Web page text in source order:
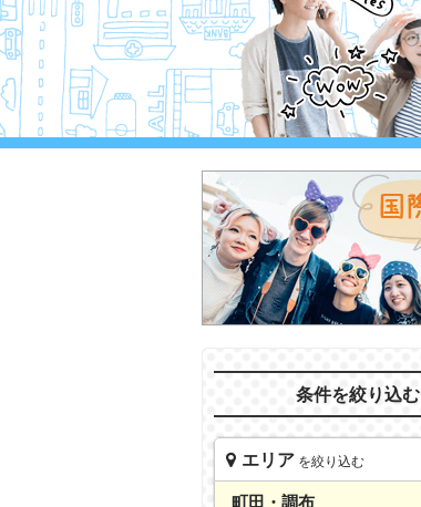
条件を絞り込む
エリア を絞り込む
町田・調布